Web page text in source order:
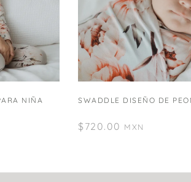
NIÑA SWADDLE DISEÑO DE
$ 720.00 MXN